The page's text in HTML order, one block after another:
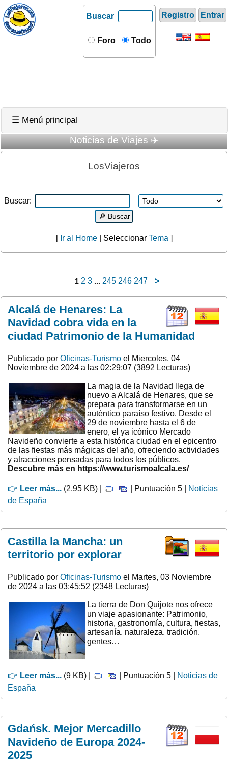
Registro Entrar
Buscar
Foro Todo
☰ Menú principal
Noticias de Viajes ✈️
LosViajeros
Buscar:
[ Ir al Home| SeleccionarTema ]
1 2 3 ... 245 246 247 >
Alcalá de Henares: La
Navidad cobra vida en la
ciudad Patrimonio de la Humanidad
Publicado por Oficinas-Turismo el Miercoles, 04
Noviembre de 2024 a las 02:29:07 (3892 Lecturas)
La magia de la Navidad llega de
nuevo a Alcalá de Henares, que se
prepara para transformarse en un
auténtico paraíso festivo. Desde el
29 de noviembre hasta el 6 de
enero, el ya icónico Mercado
Navideño convierte a esta histórica ciudad en el epicentro
de las fiestas más mágicas del año, ofreciendo actividades
y atracciones pensadas para todos los públicos.
Descubre más en https://www.turismoalcala.es/
👉 Leer más... (2.95 KB) | | Puntuación 5 |
Noticias
de España
Castilla la Mancha: un
territorio por explorar
Publicado por Oficinas-Turismo el Martes, 03 Noviembre
de 2024 a las 03:45:52 (2348 Lecturas)
La tierra de Don Quijote nos ofrece
un viaje apasionante: Patrimonio,
historia, gastronomía, cultura, fiestas,
artesanía, naturaleza, tradición,
gentes…
👉 Leer más... (9 KB) | | Puntuación 5 |
Noticias de
España
Gdańsk. Mejor Mercadillo
Navideño de Europa 2024-
2025